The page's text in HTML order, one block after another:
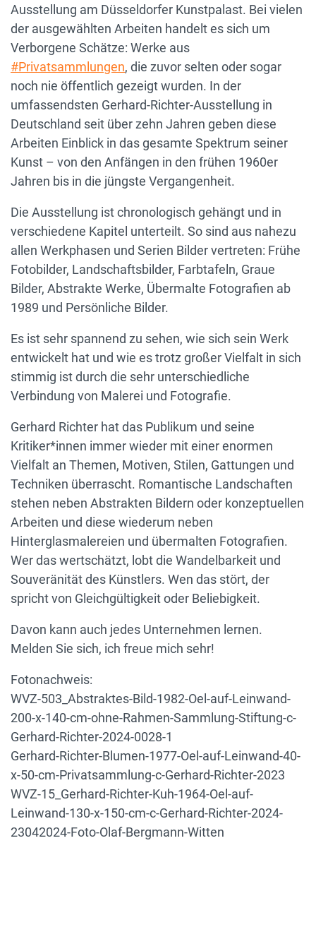
Ausstellung am Düsseldorfer Kunstpalast. Bei vielen
der ausgewählten Arbeiten handelt es sich um
Verborgene Schätze: Werke aus
#Privatsammlungen, die zuvor selten oder sogar
noch nie öffentlich gezeigt wurden. In der
umfassendsten Gerhard-Richter-Ausstellung in
Deutschland seit über zehn Jahren geben diese
Arbeiten Einblick in das gesamte Spektrum seiner
Kunst – von den Anfängen in den frühen 1960er
Jahren bis in die jüngste Vergangenheit.
Die Ausstellung ist chronologisch gehängt und in
verschiedene Kapitel unterteilt. So sind aus nahezu
allen Werkphasen und Serien Bilder vertreten: Frühe
Fotobilder, Landschaftsbilder, Farbtafeln, Graue
Bilder, Abstrakte Werke, Übermalte Fotografien ab
1989 und Persönliche Bilder.
Es ist sehr spannend zu sehen, wie sich sein Werk
entwickelt hat und wie es trotz großer Vielfalt in sich
stimmig ist durch die sehr unterschiedliche
Verbindung von Malerei und Fotografie.
Gerhard Richter hat das Publikum und seine
Kritiker*innen immer wieder mit einer enormen
Vielfalt an Themen, Motiven, Stilen, Gattungen und
Techniken überrascht. Romantische Landschaften
stehen neben Abstrakten Bildern oder konzeptuellen
Arbeiten und diese wiederum neben
Hinterglasmalereien und übermalten Fotografien.
Wer das wertschätzt, lobt die Wandelbarkeit und
Souveränität des Künstlers. Wen das stört, der
spricht von Gleichgültigkeit oder Beliebigkeit.
Davon kann auch jedes Unternehmen lernen.
Melden Sie sich, ich freue mich sehr!
Fotonachweis:
WVZ-503_Abstraktes-Bild-1982-Oel-auf-Leinwand-
200-x-140-cm-ohne-Rahmen-Sammlung-Stiftung-c-
Gerhard-Richter-2024-0028-1
Gerhard-Richter-Blumen-1977-Oel-auf-Leinwand-40-
x-50-cm-Privatsammlung-c-Gerhard-Richter-2023
WVZ-15_Gerhard-Richter-Kuh-1964-Oel-auf-
Leinwand-130-x-150-cm-c-Gerhard-Richter-2024-
23042024-Foto-Olaf-Bergmann-Witten